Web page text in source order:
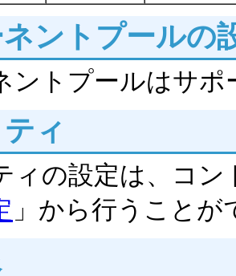
ントプールの
ントプールはサ
ィ
ィの設定は、コ
」から行うことが